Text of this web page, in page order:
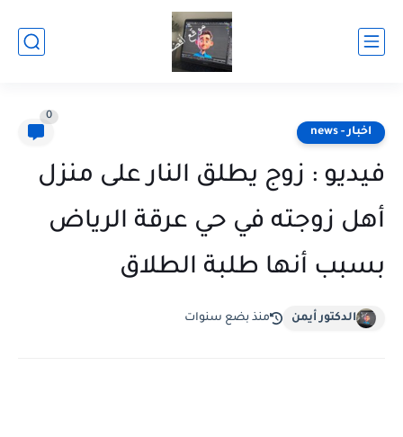
اخبار - news
0
فيديو : زوج يطلق النار على منزل
أهل زوجته في حي عرقة الرياض
بسبب أنها طلبة الطلاق
الدكتور أيمن منذ بضع سنوات